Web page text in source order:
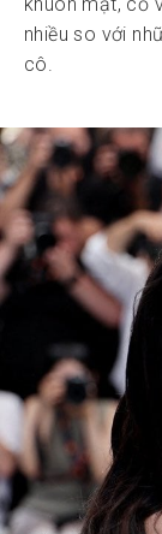
nhiều so với
cô.